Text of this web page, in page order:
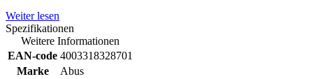
Weiter lesen
Spezifikationen
Weitere Informationen
EAN-code 4003318328701
Marke
Abus